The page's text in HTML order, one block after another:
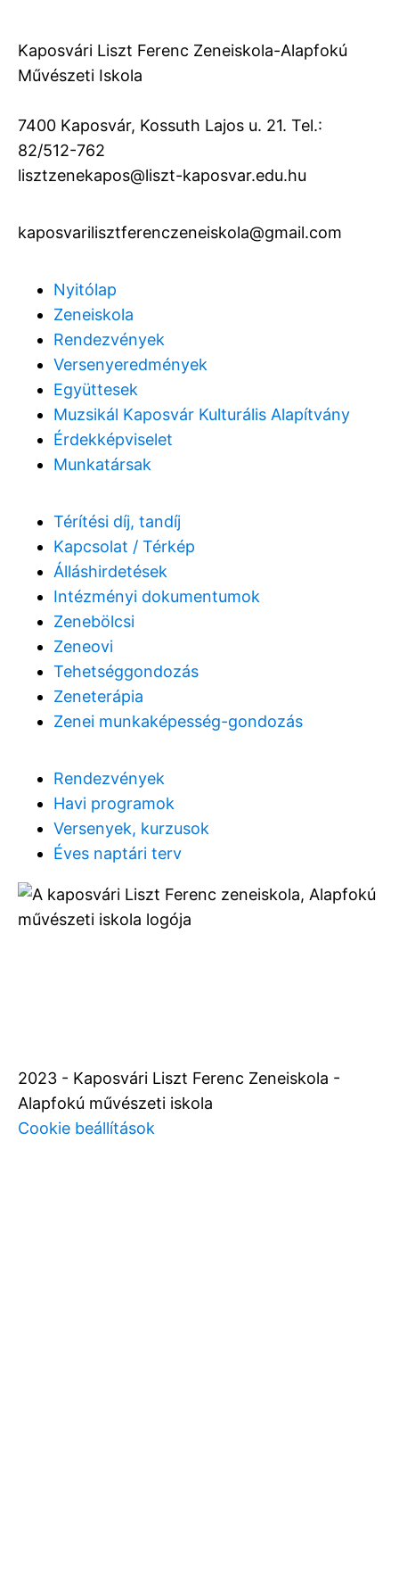
Kaposvári Liszt Ferenc Zeneiskola-Alapfokú
Művészeti Iskola
7400 Kaposvár, Kossuth Lajos u. 21. Tel.:
82/512-762
lisztzenekapos@liszt-kaposvar.edu.hu
kaposvarilisztferenczeneiskola@gmail.com
Nyitólap
Zeneiskola
Rendezvények
Versenyeredmények
Együttesek
Muzsikál Kaposvár Kulturális Alapítvány
Érdekképviselet
Munkatársak
Térítési díj, tandíj
Kapcsolat / Térkép
Álláshirdetések
Intézményi dokumentumok
Zenebölcsi
Zeneovi
Tehetséggondozás
Zeneterápia
Zenei munkaképesség-gondozás
Rendezvények
Havi programok
Versenyek, kurzusok
Éves naptári terv
2023 - Kaposvári Liszt Ferenc Zeneiskola -
Alapfokú művészeti iskola
Cookie beállítások